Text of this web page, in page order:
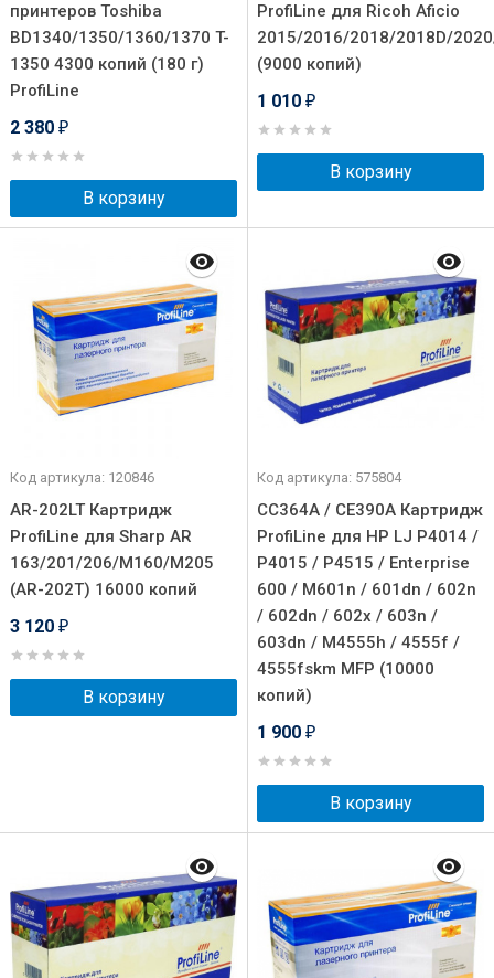
принтеров Toshiba
BD1340/1350/1360/1370 T-
1350 4300 копий (180 г)
ProfiLine
2 380 ₽
В корзину
ProfiLine для Ricoh Aficio
2015/2016/2018/2018D/
(9000 копий)
1 010 ₽
В корзину
Код артикула: 120846
AR-202LT Картридж
ProfiLine для Sharp AR
163/201/206/М160/М205
(AR-202T) 16000 копий
3 120 ₽
В корзину
Код артикула: 575804
CC364A / CE390A Картридж
ProfiLine для HP LJ P4014 /
P4015 / P4515 / Enterprise
600 / M601n / 601dn / 602n
/ 602dn / 602x / 603n /
603dn / M4555h / 4555f /
4555fskm MFP (10000
копий)
1 900 ₽
В корзину